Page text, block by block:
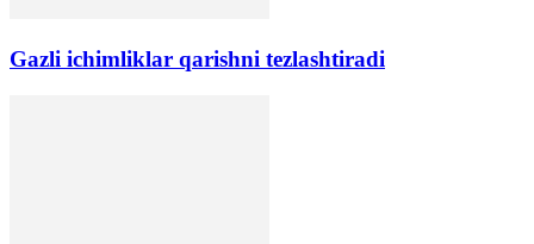
Gazli ichimliklar qarishni tezlashtiradi